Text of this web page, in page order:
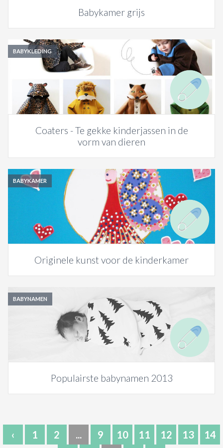
Babykamer grijs
BABYKLEDING
Coaters - Te gekke kinderjassen in de
vorm van dieren
BABYKAMER
Originele kunst voor de kinderkamer
BABYNAMEN
Populairste babynamen 2013
‹ 1 2 ... 9 10 11 12 13
14